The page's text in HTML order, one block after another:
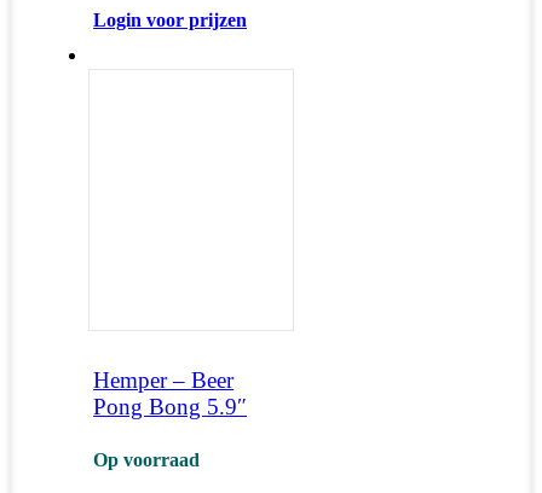
Login voor prijzen
Hemper – Beer
Pong Bong 5.9″
Op voorraad